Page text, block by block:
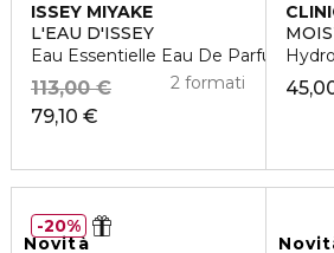
ISSEY MIYAKE
L'EAU D'ISSEY
Eau Essentielle Eau De Parfum
79,10 €
113,00 € 2 formati
Novità
20%